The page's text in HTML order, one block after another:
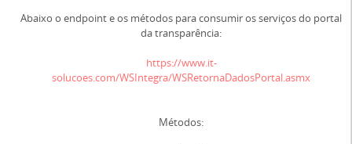
Abaixo o endpoint e os métodos para consumir os serviços do portal
da transparência:
https://www.it-
solucoes.com/WSIntegra/WSRetornaDadosPortal.asmx
Métodos: